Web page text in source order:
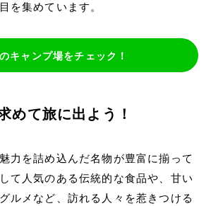
を集めています。
キャンプ場をチェック！
めて旅に出よう！
力を詰め込んだ名物が豊富に揃って
て人気のある伝統的な食品や、甘い
ルメなど、訪れる人々を惹きつける